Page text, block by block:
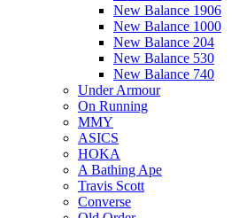
New Balance 1906
New Balance 1000
New Balance 204
New Balance 530
New Balance 740
Under Armour
On Running
MMY
ASICS
HOKA
A Bathing Ape
Travis Scott
Converse